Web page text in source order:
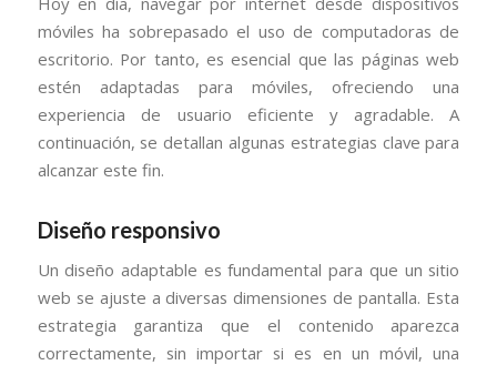
móviles ha sobrepasado el uso de computadoras de
escritorio. Por tanto, es esencial que las páginas web
estén adaptadas para móviles, ofreciendo una
experiencia de usuario eficiente y agradable. A
continuación, se detallan algunas estrategias clave para
alcanzar este fin.
Diseño responsivo
Un diseño adaptable es fundamental para que un sitio
web se ajuste a diversas dimensiones de pantalla. Esta
estrategia garantiza que el contenido aparezca
correctamente, sin importar si es en un móvil, una